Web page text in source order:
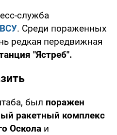
служба
. Среди пораженных
редкая передвижная
"Ястреб".
был поражен
ракетный комплекс
Оскола и